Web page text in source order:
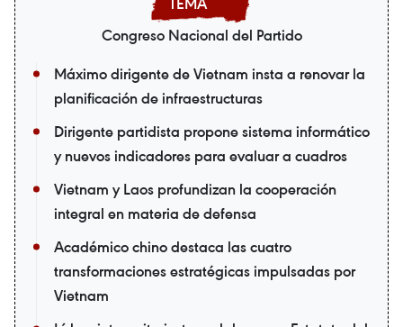
Congreso Nacional del Partido
Máximo dirigente de Vietnam insta a renovar la
planificación de infraestructuras
Dirigente partidista propone sistema informático
y nuevos indicadores para evaluar a cuadros
Vietnam y Laos profundizan la cooperación
integral en materia de defensa
Académico chino destaca las cuatro
transformaciones estratégicas impulsadas por
Vietnam